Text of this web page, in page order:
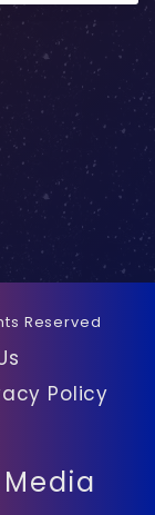
Reserved
Policy